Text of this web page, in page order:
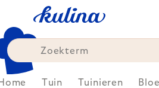
content
Tuin Tuinieren